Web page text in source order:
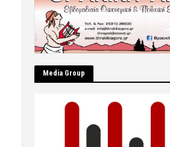
Μedia Group